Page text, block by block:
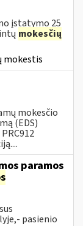
įstatymo 25
mokesčių
mokestis
mokesčio
(EDS)
paramos
pasienio